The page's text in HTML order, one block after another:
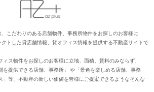
こだわりのある店舗物件、事務所物件をお探しのお客様に
クトした貸店舗情報、貸オフィス情報を提供する不動産サイトで
ス物件をお探しのお客様に⽴地、⾯積、賃料のみならず、
を提供できる店舗、事務所」 や「景⾊を楽しめる店舗、事務
」等、不動産の新しい価値を皆様にご提案できるようなそんな